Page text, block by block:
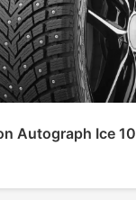
Autograph Ice 10